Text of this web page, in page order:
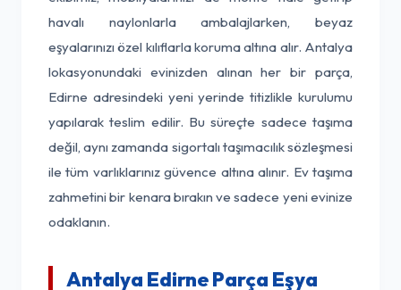
havalı naylonlarla ambalajlarken, beyaz
eşyalarınızı özel kılıflarla koruma altına alır. Antalya
lokasyonundaki evinizden alınan her bir parça,
Edirne adresindeki yeni yerinde titizlikle kurulumu
yapılarak teslim edilir. Bu süreçte sadece taşıma
değil, aynı zamanda sigortalı taşımacılık sözleşmesi
ile tüm varlıklarınız güvence altına alınır. Ev taşıma
zahmetini bir kenara bırakın ve sadece yeni evinize
odaklanın.
Antalya Edirne Parça Eşya